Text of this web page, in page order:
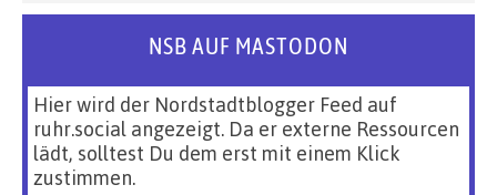
NSB AUF MASTODON
Hier wird der Nordstadtblogger Feed auf
ruhr.social angezeigt. Da er externe Ressourcen
lädt, solltest Du dem erst mit einem Klick
zustimmen.